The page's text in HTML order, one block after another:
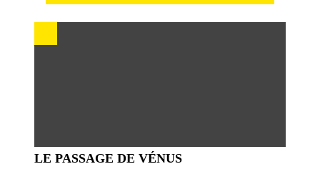
LE PASSAGE DE VÉNUS